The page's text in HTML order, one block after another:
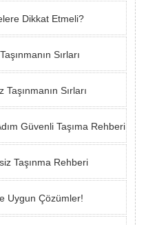
Dikkat Etmeli?
Sırları
Sırları
Güvenli Taşıma Rehberi
Taşınma Rehberi
Uygun Çözümler!